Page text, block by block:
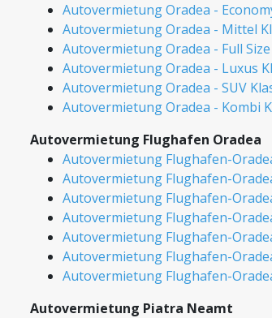
Autovermietung Oradea -
Autovermietung Oradea - Mittel
Autovermietung Oradea - Full Size
Autovermietung Oradea - Luxus
Autovermietung Oradea - SUV
Autovermietung Oradea - Kombi
Autovermietung Flughafen Oradea
Autovermietung Flughafen-
Autovermietung Flughafen-
Autovermietung Flughafen-
Autovermietung Flughafen-
Autovermietung Flughafen-
Autovermietung Flughafen-
Autovermietung Flughafen-
Autovermietung Piatra Neamt